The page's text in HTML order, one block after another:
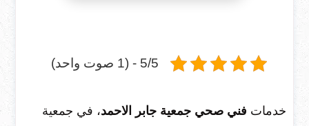
5/5 - (1 صوت واحد)
خدمات فني صحي جمعية جابر الاحمد، في جمعية